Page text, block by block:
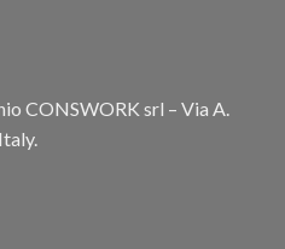
CONSWORK srl – Via A.